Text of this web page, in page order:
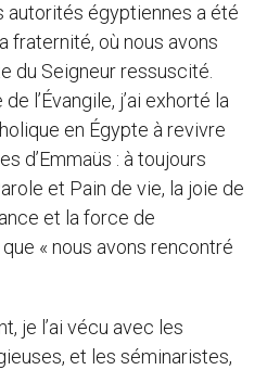
autorités égyptiennes a été
fraternité, où nous avons
du Seigneur ressuscité.
l’Évangile, j’ai exhorté la
en Égypte à revivre
d’Emmaüs : à toujours
et Pain de vie, la joie de
et la force de
« nous avons rencontré
je l’ai vécu avec les
et les séminaristes,